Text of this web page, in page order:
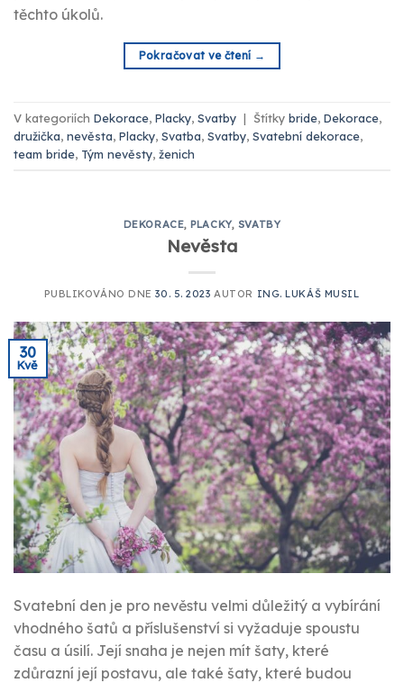
těchto úkolů.
Pokračovat ve čtení →
V kategoriích Dekorace, Placky, Svatby | Štítky bride, Dekorace,
družička, nevěsta, Placky, Svatba, Svatby, Svatební dekorace,
team bride, Tým nevěsty, ženich
DEKORACE, PLACKY, SVATBY
Nevěsta
PUBLIKOVÁNO DNE30. 5. 2023 AUTOR ING. LUKÁŠ MUSIL
30
Kvě
Svatební den je pro nevěstu velmi důležitý a vybírání
vhodného šatů a příslušenství si vyžaduje spoustu
času a úsilí. Její snaha je nejen mít šaty, které
zdůrazní její postavu, ale také šaty, které budou